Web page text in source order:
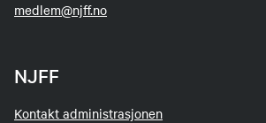
medlem@njff.no
NJFF
Kontakt administrasjonen